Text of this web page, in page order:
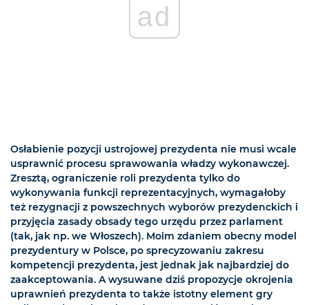
ad
Osłabienie pozycji ustrojowej prezydenta nie musi wcale
usprawnić procesu sprawowania władzy wykonawczej.
Zresztą, ograniczenie roli prezydenta tylko do
wykonywania funkcji reprezentacyjnych, wymagałoby
też rezygnacji z powszechnych wyborów prezydenckich i
przyjęcia zasady obsady tego urzędu przez parlament
(tak, jak np. we Włoszech). Moim zdaniem obecny model
prezydentury w Polsce, po sprecyzowaniu zakresu
kompetencji prezydenta, jest jednak jak najbardziej do
zaakceptowania. A wysuwane dziś propozycje okrojenia
uprawnień prezydenta to także istotny element gry